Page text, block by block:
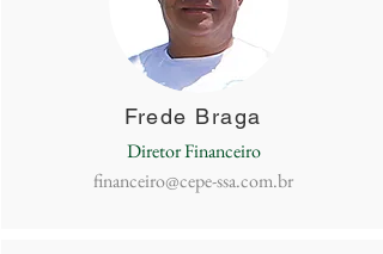
Frede Braga
Diretor Financeiro
financeiro@cepe-ssa.com.br